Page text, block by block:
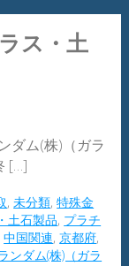
ス・土
ダム(株)（ガラ
[…]
,未分類,特殊金
土石製品, プラチ
中国関連,京都府,
ンダム(株)（ガラ